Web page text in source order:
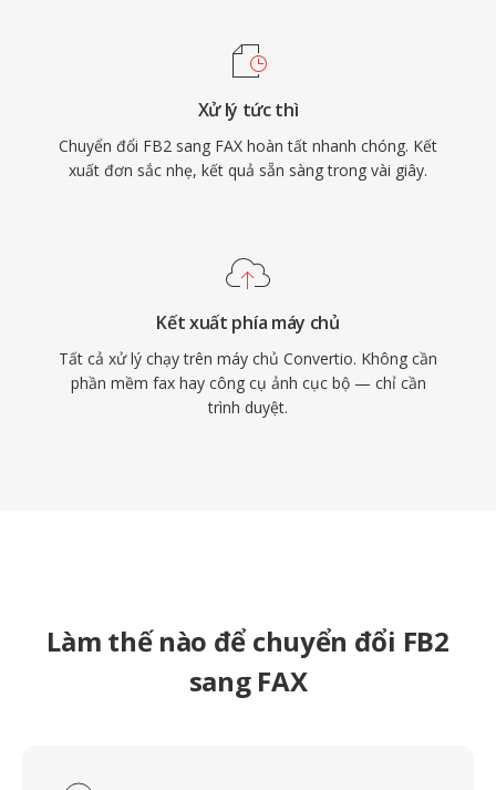
Xử lý tức thì
Chuyển đổi FB2 sang FAX hoàn tất nhanh chóng. Kết
xuất đơn sắc nhẹ, kết quả sẵn sàng trong vài giây.
Kết xuất phía máy chủ
Tất cả xử lý chạy trên máy chủ Convertio. Không cần
phần mềm fax hay công cụ ảnh cục bộ — chỉ cần
trình duyệt.
Làm thế nào để chuyển đổi FB2
sang FAX